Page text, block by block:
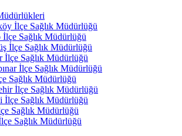
İlçe Sağlık Müdürlüğü
İlçe Sağlık Müdürlüğü
İlçe Sağlık Müdürlüğü
İlçe Sağlık Müdürlüğü
İlçe Sağlık Müdürlüğü
Sağlık Müdürlüğü
İlçe Sağlık Müdürlüğü
İlçe Sağlık Müdürlüğü
Sağlık Müdürlüğü
Sağlık Müdürlüğü